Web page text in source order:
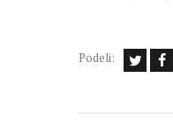
Podeli: